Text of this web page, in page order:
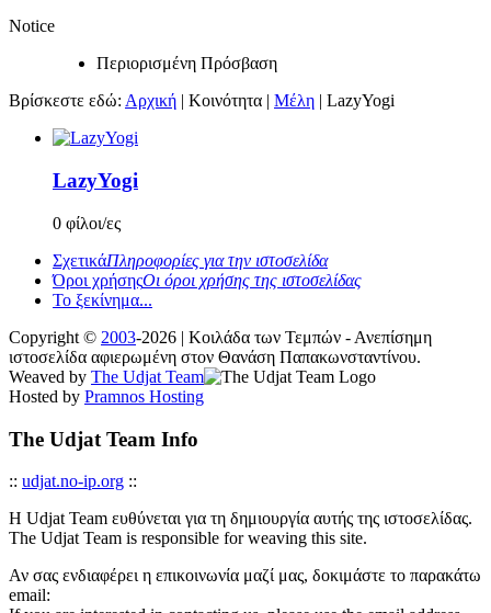
Notice
Περιορισμένη Πρόσβαση
Βρίσκεστε εδώ: Αρχική | Κοινότητα | Μέλη | LazyYogi
LazyYogi
0 φίλοι/ες
ΣχετικάΠληροφορίες για την ιστοσελίδα
Όροι χρήσηςΟι όροι χρήσης της ιστοσελίδας
Το ξεκίνημα...
Copyright © 2003-2026 | Κοιλάδα των Τεμπών - Ανεπίσημη
ιστοσελίδα αφιερωμένη στον Θανάση Παπακωνσταντίνου.
Weaved by The Udjat Team
Hosted by Pramnos Hosting
The Udjat Team Info
:: udjat.no-ip.org ::
Η Udjat Team ευθύνεται για τη δημιουργία αυτής της ιστοσελίδας.
The Udjat Team is responsible for weaving this site.
Αν σας ενδιαφέρει η επικοινωνία μαζί μας, δοκιμάστε το παρακάτω
email: